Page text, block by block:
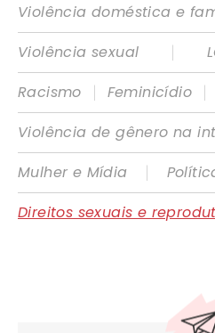
Violência doméstica e
Violência sexual
|
Racismo
| Feminicídio |
Violência de gênero na
Mulher e Mídia
|
Direitos sexuais e